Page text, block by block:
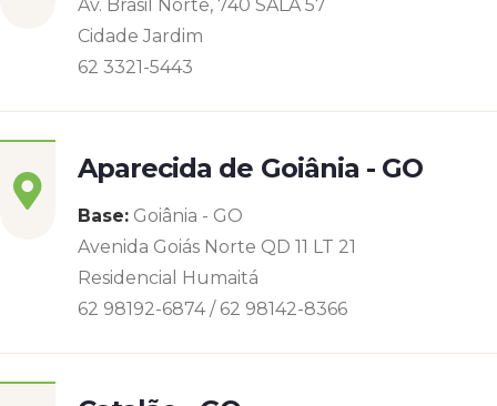
Av. Brasil Norte, 740 SALA 57
Cidade Jardim
62 3321-5443
Aparecida de Goiânia - GO
Base: Goiânia - GO
Avenida Goiás Norte QD 11 LT 21
Residencial Humaitá
62 98192-6874 / 62 98142-8366